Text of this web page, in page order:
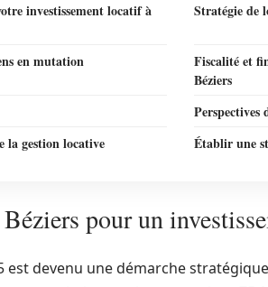
investissement locatif à
Stratégie de
en mutation
Fiscalité et
Béziers
la gestion locative
Établir une
pour un
est devenu une démarche